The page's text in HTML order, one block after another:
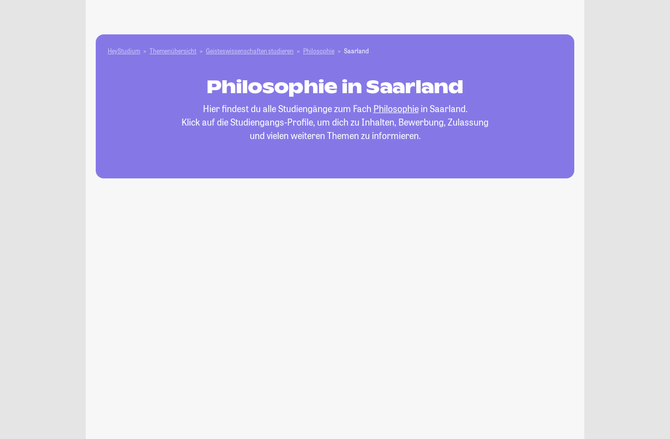
HeyStudium Themenübersicht Geisteswissenschaften studieren Philosophie Saarland
Philosophie in Saarland
Hier findest du alle Studiengänge zum Fach Philosophiein Saarland.
Klick auf die Studiengangs-Profile, um dich zu Inhalten, Bewerbung, Zulassung
und vielen weiteren Themen zu informieren.